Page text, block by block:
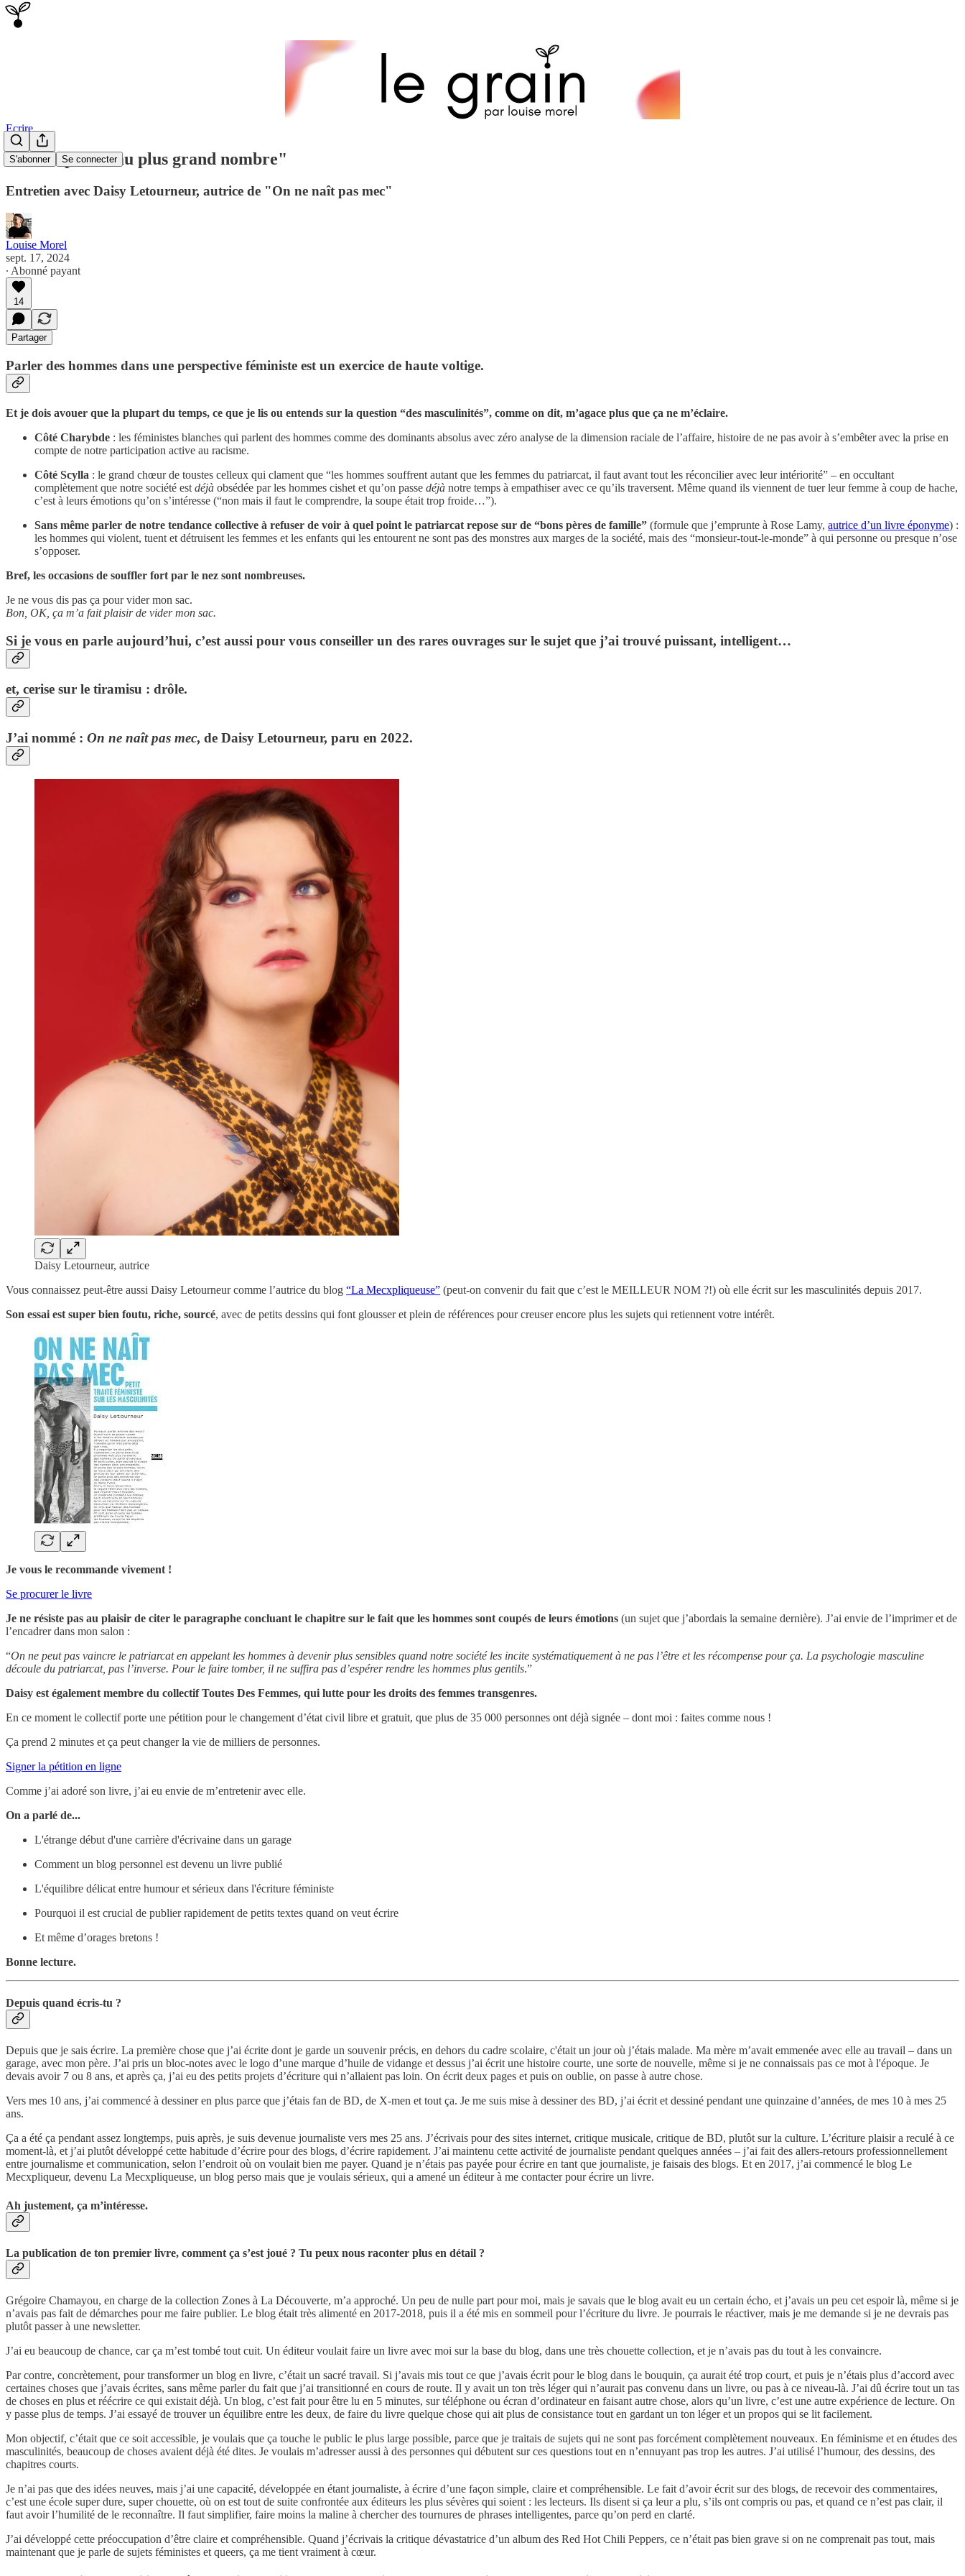
S'abonner Se connecter
Ecrire
"Il faut parler au plus grand nombre"
Entretien avec Daisy Letourneur, autrice de "On ne naît pas mec"
Louise Morel
sept. 17, 2024
∙ Abonné payant
14
Partager
Parler des hommes dans une perspective féministe est un exercice de haute voltige.
Et je dois avouer que la plupart du temps, ce que je lis ou entends sur la question “des masculinités”, comme on dit, m’agace plus que ça ne m’éclaire.
Côté Charybde : les féministes blanches qui parlent des hommes comme des dominants absolus avec zéro analyse de la dimension raciale de l’affaire, histoire de ne pas avoir à s’embêter avec la prise en
compte de notre participation active au racisme.
Côté Scylla : le grand chœur de toustes celleux qui clament que “les hommes souffrent autant que les femmes du patriarcat, il faut avant tout les réconcilier avec leur intériorité” – en occultant
complètement que notre société est déjà obsédée par les hommes cishet et qu’on passe déjà notre temps à empathiser avec ce qu’ils traversent. Même quand ils viennent de tuer leur femme à coup de hache,
c’est à leurs émotions qu’on s’intéresse (“non mais il faut le comprendre, la soupe était trop froide…”).
Sans même parler de notre tendance collective à refuser de voir à quel point le patriarcat repose sur de “bons pères de famille” (formule que j’emprunte à Rose Lamy, autrice d’un livre éponyme) :
les hommes qui violent, tuent et détruisent les femmes et les enfants qui les entourent ne sont pas des monstres aux marges de la société, mais des “monsieur-tout-le-monde” à qui personne ou presque n’ose
s’opposer.
Bref, les occasions de souffler fort par le nez sont nombreuses.
Je ne vous dis pas ça pour vider mon sac.
Bon, OK, ça m’a fait plaisir de vider mon sac.
Si je vous en parle aujourd’hui, c’est aussi pour vous conseiller un des rares ouvrages sur le sujet que j’ai trouvé puissant, intelligent…
et, cerise sur le tiramisu : drôle.
J’ai nommé : On ne naît pas mec, de Daisy Letourneur, paru en 2022.
Daisy Letourneur, autrice
Vous connaissez peut-être aussi Daisy Letourneur comme l’autrice du blog “La Mecxpliqueuse” (peut-on convenir du fait que c’est le MEILLEUR NOM ?!) où elle écrit sur les masculinités depuis 2017.
Son essai est super bien foutu, riche, sourcé, avec de petits dessins qui font glousser et plein de références pour creuser encore plus les sujets qui retiennent votre intérêt.
Je vous le recommande vivement !
Se procurer le livre
Je ne résiste pas au plaisir de citer le paragraphe concluant le chapitre sur le fait que les hommes sont coupés de leurs émotions (un sujet que j’abordais la semaine dernière). J’ai envie de l’imprimer et de
l’encadrer dans mon salon :
“On ne peut pas vaincre le patriarcat en appelant les hommes à devenir plus sensibles quand notre société les incite systématiquement à ne pas l’être et les récompense pour ça. La psychologie masculine
découle du patriarcat, pas l’inverse. Pour le faire tomber, il ne suffira pas d’espérer rendre les hommes plus gentils.”
Daisy est également membre du collectif Toutes Des Femmes, qui lutte pour les droits des femmes transgenres.
En ce moment le collectif porte une pétition pour le changement d’état civil libre et gratuit, que plus de 35 000 personnes ont déjà signée – dont moi : faites comme nous !
Ça prend 2 minutes et ça peut changer la vie de milliers de personnes.
Signer la pétition en ligne
Comme j’ai adoré son livre, j’ai eu envie de m’entretenir avec elle.
On a parlé de...
L'étrange début d'une carrière d'écrivaine dans un garage
Comment un blog personnel est devenu un livre publié
L'équilibre délicat entre humour et sérieux dans l'écriture féministe
Pourquoi il est crucial de publier rapidement de petits textes quand on veut écrire
Et même d’orages bretons !
Bonne lecture.
Depuis quand écris-tu ?
Depuis que je sais écrire. La première chose que j’ai écrite dont je garde un souvenir précis, en dehors du cadre scolaire, c'était un jour où j’étais malade. Ma mère m’avait emmenée avec elle au travail – dans un
garage, avec mon père. J’ai pris un bloc-notes avec le logo d’une marque d’huile de vidange et dessus j’ai écrit une histoire courte, une sorte de nouvelle, même si je ne connaissais pas ce mot à l'époque. Je
devais avoir 7 ou 8 ans, et après ça, j’ai eu des petits projets d’écriture qui n’allaient pas loin. On écrit deux pages et puis on oublie, on passe à autre chose.
Vers mes 10 ans, j’ai commencé à dessiner en plus parce que j’étais fan de BD, de X-men et tout ça. Je me suis mise à dessiner des BD, j’ai écrit et dessiné pendant une quinzaine d’années, de mes 10 à mes 25
ans.
Ça a été ça pendant assez longtemps, puis après, je suis devenue journaliste vers mes 25 ans. J’écrivais pour des sites internet, critique musicale, critique de BD, plutôt sur la culture. L’écriture plaisir a reculé à ce
moment-là, et j’ai plutôt développé cette habitude d’écrire pour des blogs, d’écrire rapidement. J’ai maintenu cette activité de journaliste pendant quelques années – j’ai fait des allers-retours professionnellement
entre journalisme et communication, selon l’endroit où on voulait bien me payer. Quand je n’étais pas payée pour écrire en tant que journaliste, je faisais des blogs. Et en 2017, j’ai commencé le blog Le
Mecxpliqueur, devenu La Mecxpliqueuse, un blog perso mais que je voulais sérieux, qui a amené un éditeur à me contacter pour écrire un livre.
Ah justement, ça m’intéresse.
La publication de ton premier livre, comment ça s’est joué ? Tu peux nous raconter plus en détail ?
Grégoire Chamayou, en charge de la collection Zones à La Découverte, m’a approché. Un peu de nulle part pour moi, mais je savais que le blog avait eu un certain écho, et j’avais un peu cet espoir là, même si je
n’avais pas fait de démarches pour me faire publier. Le blog était très alimenté en 2017-2018, puis il a été mis en sommeil pour l’écriture du livre. Je pourrais le réactiver, mais je me demande si je ne devrais pas
plutôt passer à une newsletter.
J’ai eu beaucoup de chance, car ça m’est tombé tout cuit. Un éditeur voulait faire un livre avec moi sur la base du blog, dans une très chouette collection, et je n’avais pas du tout à les convaincre.
Par contre, concrètement, pour transformer un blog en livre, c’était un sacré travail. Si j’avais mis tout ce que j’avais écrit pour le blog dans le bouquin, ça aurait été trop court, et puis je n’étais plus d’accord avec
certaines choses que j’avais écrites, sans même parler du fait que j’ai transitionné en cours de route. Il y avait un ton très léger qui n’aurait pas convenu dans un livre, ou pas à ce niveau-là. J’ai dû écrire tout un tas
de choses en plus et réécrire ce qui existait déjà. Un blog, c’est fait pour être lu en 5 minutes, sur téléphone ou écran d’ordinateur en faisant autre chose, alors qu’un livre, c’est une autre expérience de lecture. On
y passe plus de temps. J’ai essayé de trouver un équilibre entre les deux, de faire du livre quelque chose qui ait plus de consistance tout en gardant un ton léger et un propos qui se lit facilement.
Mon objectif, c’était que ce soit accessible, je voulais que ça touche le public le plus large possible, parce que je traitais de sujets qui ne sont pas forcément complètement nouveaux. En féminisme et en études des
masculinités, beaucoup de choses avaient déjà été dites. Je voulais m’adresser aussi à des personnes qui débutent sur ces questions tout en n’ennuyant pas trop les autres. J’ai utilisé l’humour, des dessins, des
chapitres courts.
Je n’ai pas que des idées neuves, mais j’ai une capacité, développée en étant journaliste, à écrire d’une façon simple, claire et compréhensible. Le fait d’avoir écrit sur des blogs, de recevoir des commentaires,
c’est une école super dure, super chouette, où on est tout de suite confrontée aux éditeurs les plus sévères qui soient : les lecteurs. Ils disent si ça leur a plu, s’ils ont compris ou pas, et quand ce n’est pas clair, il
faut avoir l’humilité de le reconnaître. Il faut simplifier, faire moins la maline à chercher des tournures de phrases intelligentes, parce qu’on perd en clarté.
J’ai développé cette préoccupation d’être claire et compréhensible. Quand j’écrivais la critique dévastatrice d’un album des Red Hot Chili Peppers, ce n’était pas bien grave si on ne comprenait pas tout, mais
maintenant que je parle de sujets féministes et queers, ça me tient vraiment à cœur.